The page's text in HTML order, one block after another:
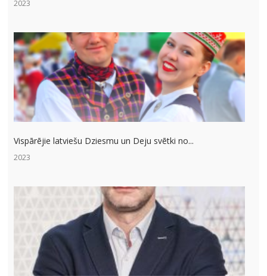
2023
Vispārējie latviešu Dziesmu un Deju svētki no...
2023